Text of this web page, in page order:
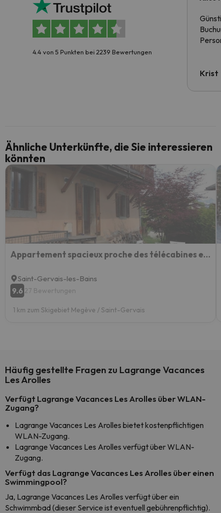
4.4 von 5 Punkten bei 2239 Bewertungen
Krist
Ähnliche Unterkünfte, die Sie interessieren
könnten
Appartement spacieux proche des télécabines et du centre ville avec jardin privé
Saint-Gervais-les-Bains
9.6 27 Bewertungen
1 km zum Skigebiet Megève / Saint-Gervais
Häufig gestellte Fragen zu Lagrange Vacances
Les Arolles
Verfügt Lagrange Vacances Les Arolles über WLAN-
Zugang?
Lagrange Vacances Les Arolles bietet kostenpflichtigen
WLAN-Zugang.
Lagrange Vacances Les Arolles verfügt über WLAN-
Zugang.
Verfügt das Lagrange Vacances Les Arolles über einen
Swimmingpool?
Ja, Lagrange Vacances Les Arolles verfügt über ein
Schwimmbad (dieser Service ist eventuell gebührenpflichtig).